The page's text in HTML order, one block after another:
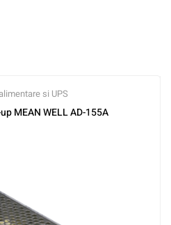
si UPS
MEAN WELL AD-155A